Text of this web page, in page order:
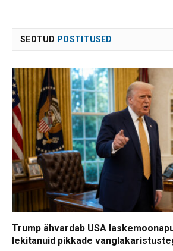
SEOTUD POSTITUSED
Trump ähvardab USA
lekitanuid pikkade